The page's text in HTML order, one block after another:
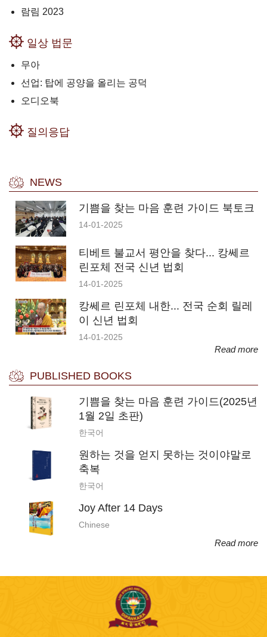
람림 2023
일상 법문
무아
선업: 탑에 공양을 올리는 공덕
오디오북
질의응답
NEWS
기쁨을 찾는 마음 훈련 가이드 북토크
14-01-2025
티베트 불교서 평안을 찾다... 캉쎄르
린포체 전국 신년 법회
14-01-2025
캉쎄르 린포체 내한... 전국 순회 릴레
이 신년 법회
14-01-2025
Read more
PUBLISHED BOOKS
기쁨을 찾는 마음 훈련 가이드(2025년
1월 2일 초판)
한국어
원하는 것을 얻지 못하는 것이야말로
축복
한국어
Joy After 14 Days
Chinese
Read more